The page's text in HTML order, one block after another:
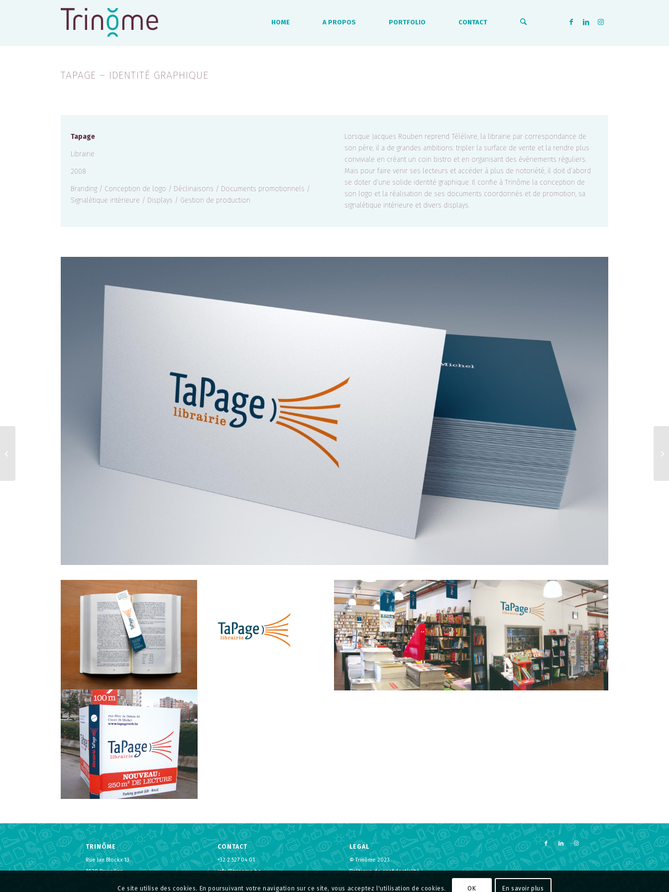
HOME A PROPOS PORTFOLIO CONTACT
TAPAGE – IDENTITÉ GRAPHIQUE
Tapage
Librairie
2008
Branding / Conception de logo / Déclinaisons / Documents promotionnels /
Signalétique intérieure / Displays / Gestion de production
Lorsque Jacques Rouben reprend Télélivre, la librairie par correspondance de
son père, il a de grandes ambitions: tripler la surface de vente et la rendre plus
conviviale en créant un coin bistro et en organisant des événements réguliers.
Mais pour faire venir ses lecteurs et accéder à plus de notoriété, il doit d’abord
se doter d’une solide identité graphique. Il confie à Trinôme la conception de
son logo et la réalisation de ses documents coordonnés et de promotion, sa
signalétique intérieure et divers displays.
TRINÔME
Rue Jan Blockx 13
1030 Bruxelles
CONTACT
+32 2 527 04 01
info@trinome.be
LEGAL
© Trinôme 2023
Politique de confidentialité
Ce site utilise des cookies. En poursuivant votre navigation sur ce site, vous acceptez l'utilisation de cookies. OK En savoir plus